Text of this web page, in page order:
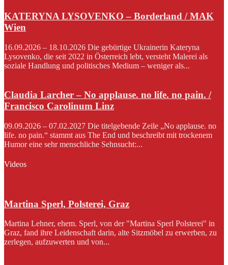
KATERYNA LYSOVENKO – Borderland / MAK
Wien
16.09.2026 – 18.10.2026 Die gebürtige Ukrainerin Kateryna
Lysovenko, die seit 2022 in Österreich lebt, versteht Malerei als
soziale Handlung und politisches Medium – weniger als...
Claudia Larcher – No applause. no life. no pain. /
Francisco Carolinum Linz
09.09.2026 – 07.02.2027 Die titelgebende Zeile „No applause. no
life. no pain.“ stammt aus The End und beschreibt mit trockenem
Humor eine sehr menschliche Sehnsucht:...
Videos
Martina Sperl, Polsterei, Graz
Martina Lehner, ehem. Sperl, von der "Martina Sperl Polsterei" in
Graz, fand ihre Leidenschaft darin, alte Sitzmöbel zu erwerben, zu
zerlegen, aufzuwerten und von...